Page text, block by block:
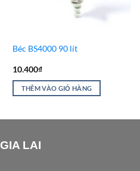
Béc BS4000 90 lít
10.400₫
THÊM VÀO GIỎ HÀNG
LAI